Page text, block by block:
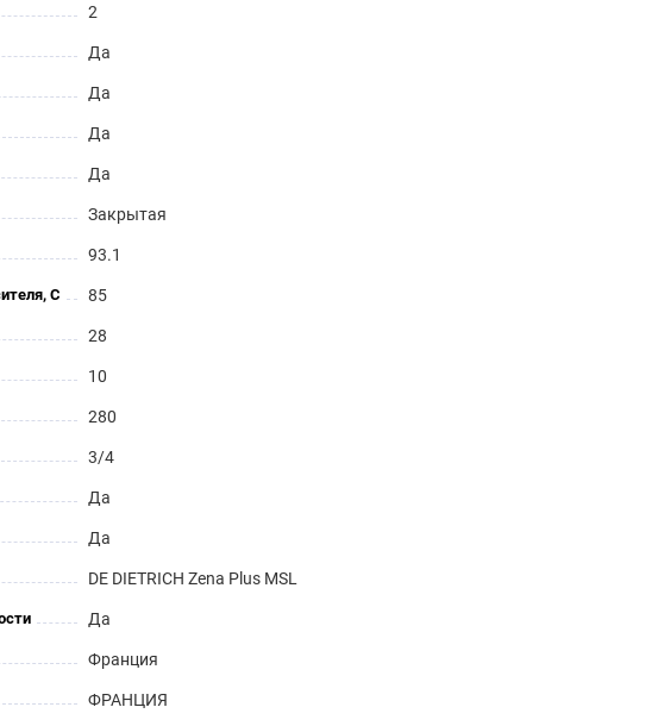
2
Да
Да
Да
Да
Закрытая
93.1
C 85
28
10
280
3/4
Да
Да
DE DIETRICH Zena Plus MSL
Да
Франция
ФРАНЦИЯ